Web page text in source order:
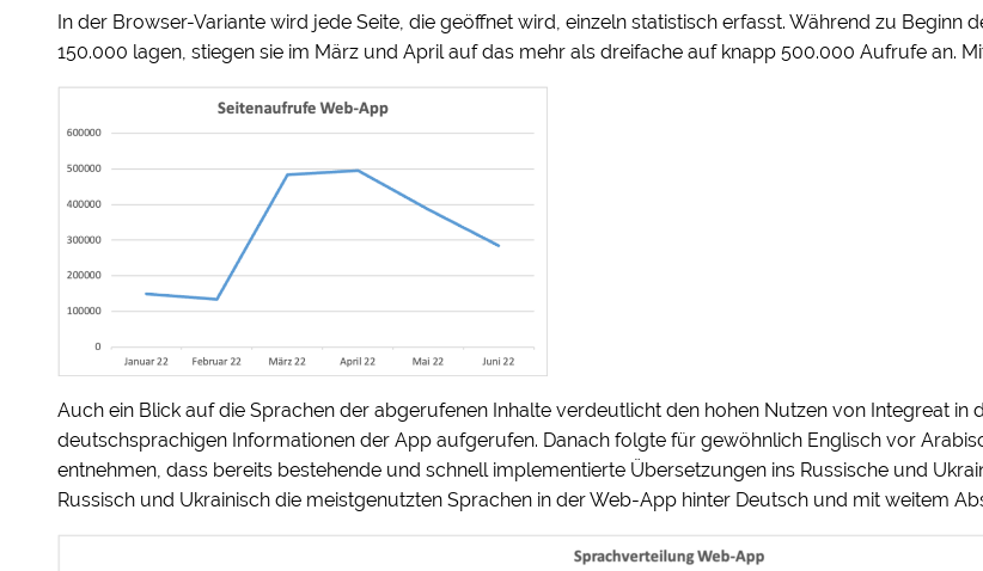
In der Browser-Variante wird jede Seite, die geöffnet wird, einzeln statistisch erfasst. Während zu Beginn
150.000 lagen, stiegen sie im März und April auf das mehr als dreifache auf knapp 500.000 Aufrufe an.
Auch ein Blick auf die Sprachen der abgerufenen Inhalte verdeutlicht den hohen Nutzen von Integreat in
deutschsprachigen Informationen der App aufgerufen. Danach folgte für gewöhnlich Englisch vor
entnehmen, dass bereits bestehende und schnell implementierte Übersetzungen ins Russische und
Russisch und Ukrainisch die meistgenutzten Sprachen in der Web-App hinter Deutsch und mit weitem